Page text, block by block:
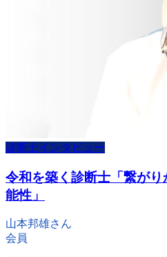
診断士インタビュー
令和を築く診断士「繋が
能性」
山本邦雄さん
会員